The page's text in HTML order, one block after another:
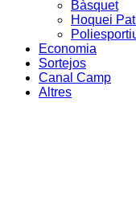
Bàsquet
Hoquei
Economia
Sortejos
Canal Camp
Altres